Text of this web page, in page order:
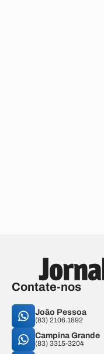
Contate-nos
João Pessoa
(83) 2106.1892
Campina Grande
(83) 3315-3204